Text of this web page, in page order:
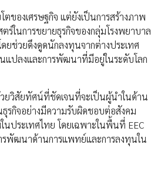
ของเศรษฐกิจ แต่ยังเป็นการสร้างภาพ
ในการขยายธุรกิจของกลุ่มโรงพยาบาล
ช่วยดึงดูดนักลงทุนจากต่างประเทศ
แปลงและการพัฒนาที่มีอยู่ในระดับโลก
ยวิสัยทัศน์ที่ชัดเจนที่จะเป็นผู้นำในด้าน
รกิจอย่างมีความรับผิดชอบต่อสังคม
ประเทศไทย โดยเฉพาะในพื้นที่ EEC
รพัฒนาด้านการแพทย์และการลงทุนใน